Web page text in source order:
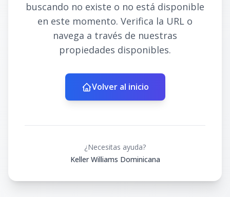
buscando no existe o no está disponible
en este momento. Verifica la URL o
navega a través de nuestras
propiedades disponibles.
Volver al inicio
¿Necesitas ayuda?
Keller Williams Dominicana